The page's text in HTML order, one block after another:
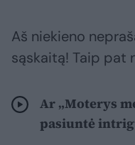
Aš niekieno
sąskaitą! Taip pat
Ar „Moterys
pasiuntė